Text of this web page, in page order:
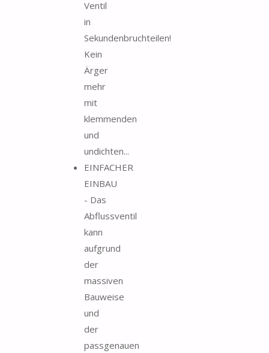
Ventil
in
Sekundenbruchteilen!
Kein
Ärger
mehr
mit
klemmenden
und
undichten...
EINFACHER
EINBAU
- Das
Abflussventil
kann
aufgrund
der
massiven
Bauweise
und
der
passgenauen